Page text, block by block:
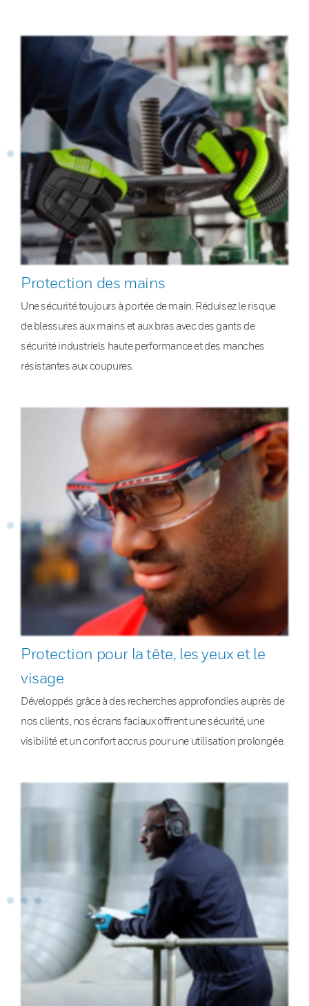
Protection des mains
Une sécurité toujours à portée de main. Réduisez le risque
de blessures aux mains et aux bras avec des gants de
sécurité industriels haute performance et des manches
résistantes aux coupures.
Protection pour la tête, les yeux et le
visage
Développés grâce à des recherches approfondies auprès de
nos clients, nos écrans faciaux offrent une sécurité, une
visibilité et un confort accrus pour une utilisation prolongée.